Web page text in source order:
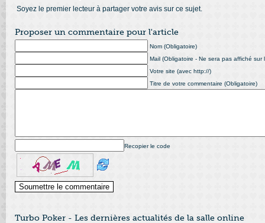
Soyez le premier lecteur à partager votre avis sur ce sujet.
Proposer un commentaire pour l'article
Nom (Obligatoire)
Mail (Obligatoire - Ne sera pas affiché sur
Votre site (avec http://)
Titre de votre commentaire (Obligatoire)
Recopier le code
Turbo Poker - Les dernières actualités de la salle online